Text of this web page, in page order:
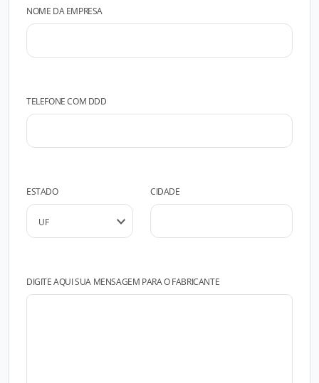
NOME DA EMPRESA
TELEFONE COM DDD
ESTADO CIDADE
DIGITE AQUI SUA MENSAGEM PARA O FABRICANTE